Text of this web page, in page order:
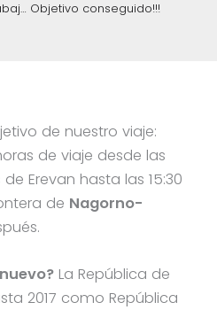
Objetivo conseguido!!!
de nuestro viaje:
de viaje desde las
Erevan hasta las 15:30
de Nagorno-
La República de
2017 como República